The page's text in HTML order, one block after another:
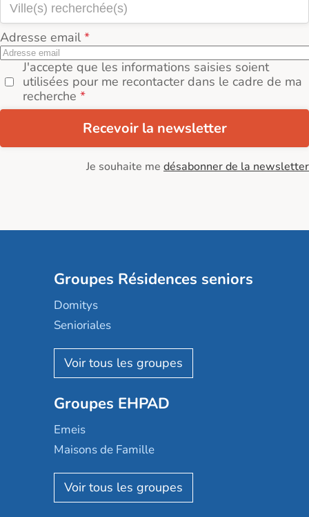
Adresse email
J'accepte que les informations saisies soient
utilisées pour me recontacter dans le cadre de ma
recherche
Recevoir la newsletter
Je souhaite me désabonner de la newsletter
Groupes Résidences seniors
Domitys
Senioriales
Nohée
Les Résidentiels
Mobicap
Domusvi
Happy Senior
Aquarelia
Nexity edenea
Groupes EHPAD
Emeis
Maisons de Famille
Korian
Emera